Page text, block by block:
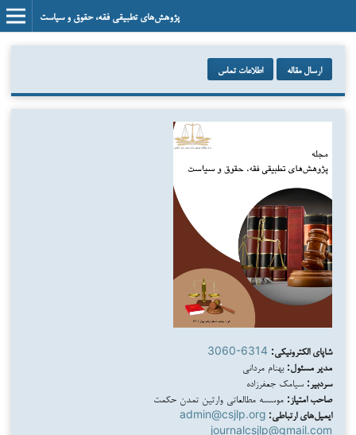
پژوهش‌های تطبیقی فقه، حقوق و سیاست
ارسال مقاله اطلاعات تماس
شاپای الکترونیکی: 3060-6314
مدیر مسئول: بهنام مردانی
سردبیر: سیامک جعفرزاده
صاحب امتیاز: موسسه مطالعاتی وارثین تمدن حکمت
ایمیل‌های ارتباطی: admin@csjlp.org
journalcsjlp@gmail.com